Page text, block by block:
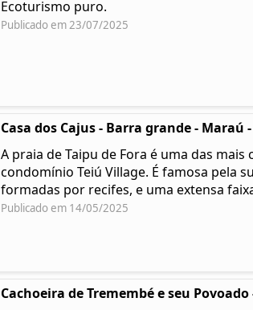
Ecoturismo puro.
Publicado em 23/07/2025
Casa dos Cajus - Barra grande - Maraú
A praia de Taipu de Fora é uma das
condomínio Teiú Village. É famosa pela
formadas por recifes, e uma extensa
Publicado em 14/05/2025
Cachoeira de Tremembé e seu